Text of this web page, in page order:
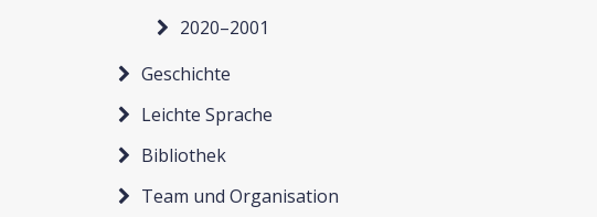
2020–2001
Geschichte
Leichte Sprache
Bibliothek
Team und Organisation